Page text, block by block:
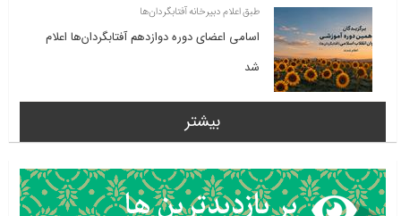
طبق اعلام دبیرخانه آفتابگردان‌ها
اسامی اعضای دوره دوازدهم آفتابگردان‌ها اعلام
شد
بیشتر